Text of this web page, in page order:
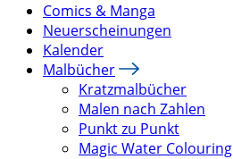
Comics & Manga
Neuerscheinungen
Kalender
Malbücher
Kratzmalbücher
Malen nach Zahlen
Punkt zu Punkt
Magic Water Colouring